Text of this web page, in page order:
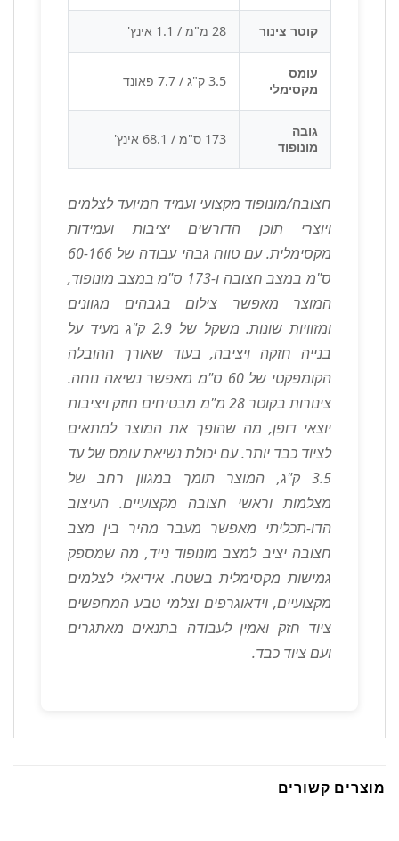
קוטר צינור 28 מ"מ / 1.1 אינץ'
עומס
מקסימלי
3.5 ק"ג / 7.7 פאונד
גובה
מונופוד
173 ס"מ / 68.1 אינץ'
חצובה/מונופוד מקצועי ועמיד המיועד לצלמים
ויוצרי תוכן הדורשים יציבות ועמידות
מקסימלית. עם טווח גבהי עבודה של 60-166
ס"מ במצב חצובה ו-173 ס"מ במצב מונופוד,
המוצר מאפשר צילום בגבהים מגוונים
ומזוויות שונות. משקל של 2.9 ק"ג מעיד על
בנייה חזקה ויציבה, בעוד שאורך ההובלה
הקומפקטי של 60 ס"מ מאפשר נשיאה נוחה.
צינורות בקוטר 28 מ"מ מבטיחים חוזק ויציבות
יוצאי דופן, מה שהופך את המוצר למתאים
לציוד כבד יותר. עם יכולת נשיאת עומס של עד
3.5 ק"ג, המוצר תומך במגוון רחב של
מצלמות וראשי חצובה מקצועיים. העיצוב
הדו-תכליתי מאפשר מעבר מהיר בין מצב
חצובה יציב למצב מונופוד נייד, מה שמספק
גמישות מקסימלית בשטח. אידיאלי לצלמים
מקצועיים, וידאוגרפים וצלמי טבע המחפשים
ציוד חזק ואמין לעבודה בתנאים מאתגרים
ועם ציוד כבד.
מוצרים קשורים